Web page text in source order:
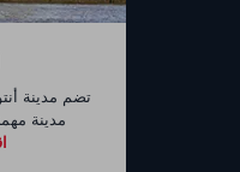
تضم مدينة
مدينة